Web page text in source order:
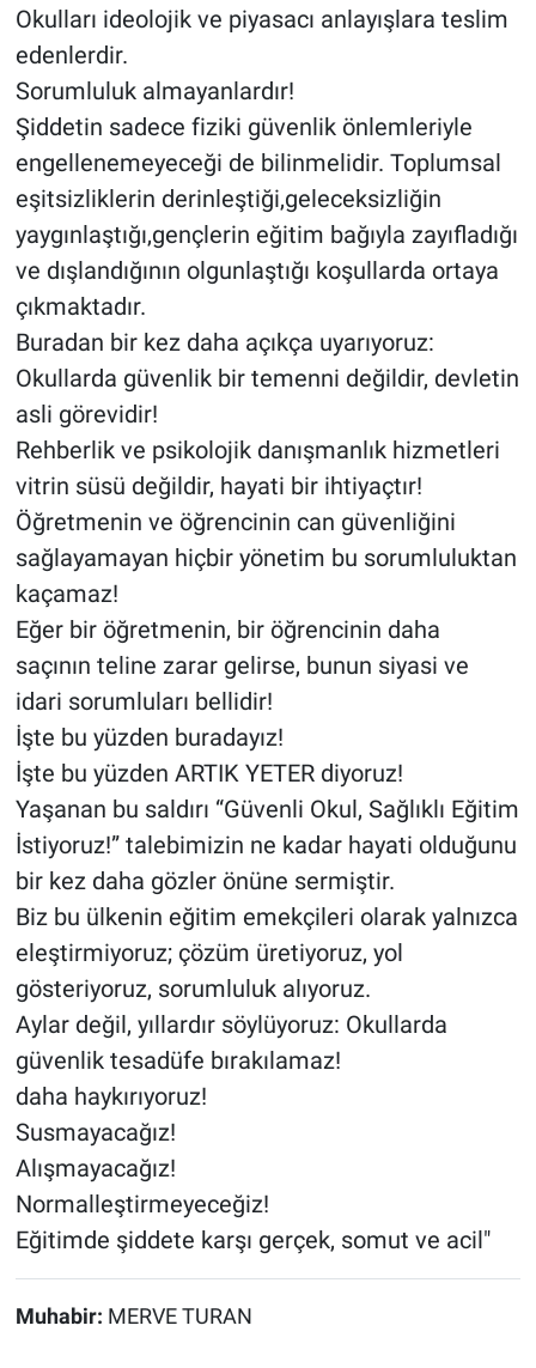
Okulları ideolojik ve piyasacı anlayışlara teslim
edenlerdir.
Sorumluluk almayanlardır!
Şiddetin sadece fiziki güvenlik önlemleriyle
engellenemeyeceği de bilinmelidir. Toplumsal
eşitsizliklerin derinleştiği,geleceksizliğin
yaygınlaştığı,gençlerin eğitim bağıyla zayıfladığı
ve dışlandığının olgunlaştığı koşullarda ortaya
çıkmaktadır.
Buradan bir kez daha açıkça uyarıyoruz:
Okullarda güvenlik bir temenni değildir, devletin
asli görevidir!
Rehberlik ve psikolojik danışmanlık hizmetleri
vitrin süsü değildir, hayati bir ihtiyaçtır!
Öğretmenin ve öğrencinin can güvenliğini
sağlayamayan hiçbir yönetim bu sorumluluktan
kaçamaz!
Eğer bir öğretmenin, bir öğrencinin daha
saçının teline zarar gelirse, bunun siyasi ve
idari sorumluları bellidir!
İşte bu yüzden buradayız!
İşte bu yüzden ARTIK YETER diyoruz!
Yaşanan bu saldırı “Güvenli Okul, Sağlıklı Eğitim
İstiyoruz!” talebimizin ne kadar hayati olduğunu
bir kez daha gözler önüne sermiştir.
Biz bu ülkenin eğitim emekçileri olarak yalnızca
eleştirmiyoruz; çözüm üretiyoruz, yol
gösteriyoruz, sorumluluk alıyoruz.
Aylar değil, yıllardır söylüyoruz: Okullarda
güvenlik tesadüfe bırakılamaz!
daha haykırıyoruz!
Susmayacağız!
Alışmayacağız!
Normalleştirmeyeceğiz!
Eğitimde şiddete karşı gerçek, somut ve acil"
Muhabir: MERVE TURAN